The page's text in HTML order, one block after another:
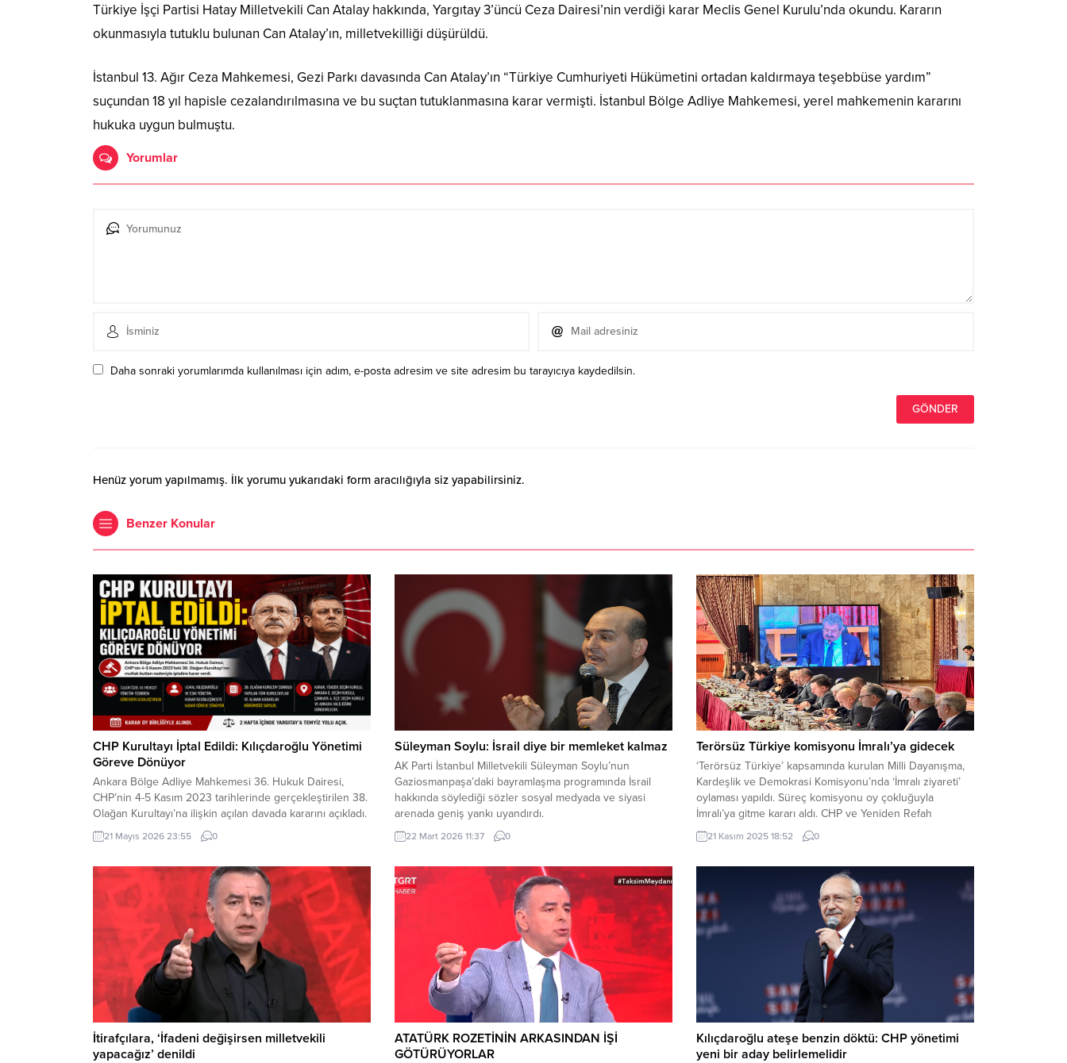
Türkiye İşçi Partisi Hatay Milletvekili Can Atalay hakkında, Yargıtay 3’üncü Ceza Dairesi’nin verdiği karar Meclis Genel Kurulu’nda okundu. Kararın
okunmasıyla tutuklu bulunan Can Atalay’ın, milletvekilliği düşürüldü.
İstanbul 13. Ağır Ceza Mahkemesi, Gezi Parkı davasında Can Atalay’ın “Türkiye Cumhuriyeti Hükümetini ortadan kaldırmaya teşebbüse yardım”
suçundan 18 yıl hapisle cezalandırılmasına ve bu suçtan tutuklanmasına karar vermişti. İstanbul Bölge Adliye Mahkemesi, yerel mahkemenin kararını
hukuka uygun bulmuştu.
Yorumlar
Daha sonraki yorumlarımda kullanılması için adım, e-posta adresim ve site adresim bu tarayıcıya kaydedilsin.
Henüz yorum yapılmamış. İlk yorumu yukarıdaki form aracılığıyla siz yapabilirsiniz.
Benzer Konular
CHP Kurultayı İptal Edildi: Kılıçdaroğlu Yönetimi
Göreve Dönüyor
Ankara Bölge Adliye Mahkemesi 36. Hukuk Dairesi,
CHP’nin 4-5 Kasım 2023 tarihlerinde gerçekleştirilen 38.
Olağan Kurultayı’na ilişkin açılan davada kararını açıkladı.
Mahkeme, kurultayın “mutlak butlan” gerekçesiyle
geçersiz olduğuna hükmederek, kurultayın yapıldığı
birlikte, söz konusu kurultay sonrasında gerçekleştirilen
tüm olağan ve olağanüstü kurultayların yanı...
21 Mayıs 2026 23:55 0
Süleyman Soylu: İsrail diye bir memleket kalmaz
AK Parti İstanbul Milletvekili Süleyman Soylu’nun
Gaziosmanpaşa’daki bayramlaşma programında İsrail
hakkında söylediği sözler sosyal medyada ve siyasi
arenada geniş yankı uyandırdı.
22 Mart 2026 11:37 0
Terörsüz Türkiye komisyonu İmralı’ya gidecek
‘Terörsüz Türkiye’ kapsamında kurulan Milli Dayanışma,
Kardeşlik ve Demokrasi Komisyonu’nda ‘İmralı ziyareti’
oylaması yapıldı. Süreç komisyonu oy çokluğuyla
İmralı’ya gitme kararı aldı. CHP ve Yeniden Refah
Partisi’nin katılmadığı oylamada; AK Parti, MHP, DEM Parti,
TİP, EMEP, ‘evet’ oyu verirken; DSP, HÜDA-PAR,
21 Kasım 2025 18:52 0
İtirafçılara, ‘İfadeni değişirsen milletvekili
yapacağız’ denildi
ATATÜRK ROZETİNİN ARKASINDAN İŞİ
GÖTÜRÜYORLAR
Kılıçdaroğlu ateşe benzin döktü: CHP yönetimi
yeni bir aday belirlemelidir